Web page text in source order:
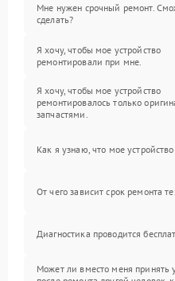
Мне нужен срочный ремонт.
сделать?
Я хочу, чтобы мое устройство
ремонтировали при мне.
Я хочу, чтобы мое устройство
ремонтировалось только
запчастями.
Как я узнаю, что мое устройство
От чего зависит срок ремонта
Диагностика проводится
Может ли вместо меня принять